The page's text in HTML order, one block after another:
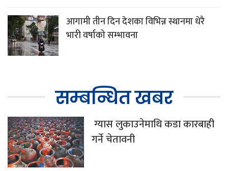
आगामी तीन दिन देशका विभिन्न स्थानमा धेरै
भारी वर्षाको सम्भावना
सम्बन्धित खबर
ग्यास लुकाउनेमाथि कडा कारबाही
गर्ने चेतावनी